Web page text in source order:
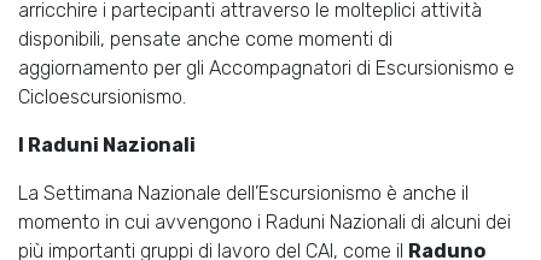
arricchire i partecipanti attraverso le molteplici attività
disponibili, pensate anche come momenti di
aggiornamento per gli Accompagnatori di Escursionismo e
Cicloescursionismo.
I Raduni Nazionali
La Settimana Nazionale dell’Escursionismo è anche il
momento in cui avvengono i Raduni Nazionali di alcuni dei
più importanti gruppi di lavoro del CAI, come il Raduno